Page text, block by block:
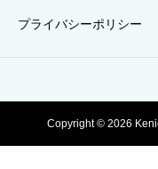
プライバシーポリシー
Copyright © 2026